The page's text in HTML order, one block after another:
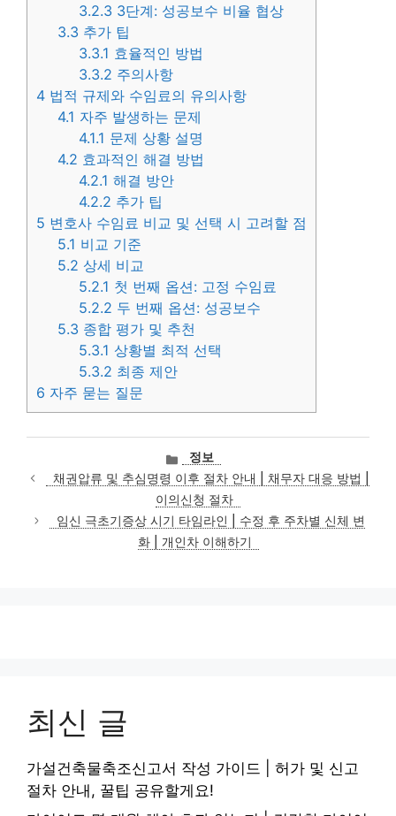
3.2.3 3단계: 성공보수 비율 협상
3.3 추가 팁
3.3.1 효율적인 방법
3.3.2 주의사항
4 법적 규제와 수임료의 유의사항
4.1 자주 발생하는 문제
4.1.1 문제 상황 설명
4.2 효과적인 해결 방법
4.2.1 해결 방안
4.2.2 추가 팁
5 변호사 수임료 비교 및 선택 시 고려할 점
5.1 비교 기준
5.2 상세 비교
5.2.1 첫 번째 옵션: 고정 수임료
5.2.2 두 번째 옵션: 성공보수
5.3 종합 평가 및 추천
5.3.1 상황별 최적 선택
5.3.2 최종 제안
6 자주 묻는 질문
카
테
고
리
정보
채권압류 및 추심명령 이후 절차 안내 | 채무자 대응 방법 |
이의신청 절차
임신 극초기증상 시기 타임라인 | 수정 후 주차별 신체 변
화 | 개인차 이해하기
최신 글
가설건축물축조신고서 작성 가이드 | 허가 및 신고
절차 안내, 꿀팁 공유할게요!